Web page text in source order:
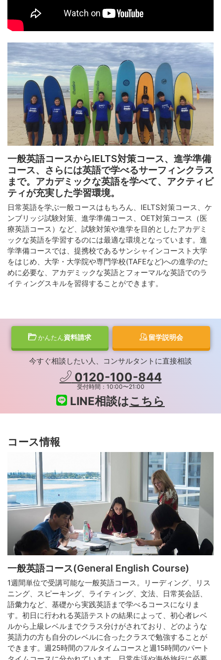
一般英語コースからIELTS対策コース、進学準備
コース、さらには英語で学べるサーフィンクラス
まで。アカデミックな英語を学べて、アクティビ
ティが充実した学習環境。
日常英語を学ぶ一般コースはもちろん、IELTS対策コース、ケ
ンブリッジ試験対策、進学準備コース、OET対策コース（医
療英語コース）など、試験対策や進学を目的としたアカデミ
ックな英語を学習するのには最適な環境となっています。進
学準備コースでは、提携校であるサンシャインコースト大学
をはじめ、大学・大学院や専門学校(TAFEなど)への進学のた
めに必要な、アカデミックな英語とフォーマルな英語でのラ
イティングスキルを習得することができます。
かんたん資料請求 留学説明会
今すぐ相談したい人、コンサルタントに直接相談
0120-100-844
受付時間：10:00〜21:00
LINE相談はこちら
コース情報
一般英語コース(General English Course)
1週間単位で受講可能な一般英語コース。リーディング、リス
ニング、スピーキング、ライティング、文法、日常英会話、
語彙力など、基礎から実践英語まで学べるコースになりま
す。初日に行われる英語テストの結果によって、初心者レベ
ルから上級レベルまでクラス分けがされており、どのような
英語力の方も自分のレベルに合ったクラスで勉強することが
できます。週25時間のフルタイムコースと週15時間のパート